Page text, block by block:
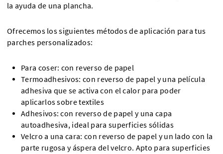
la ayuda de una plancha.
Ofrecemos los siguientes métodos de aplicación para tus
parches personalizados:
Para coser: con reverso de papel
Termoadhesivos: con reverso de papel y una película
adhesiva que se activa con el calor para poder
aplicarlos sobre textiles
Adhesivos: con reverso de papel y una capa
autoadhesiva, ideal para superficies sólidas
Velcro a una cara: con reverso de papel y un lado con la
parte rugosa y áspera del velcro. Apto para superficies